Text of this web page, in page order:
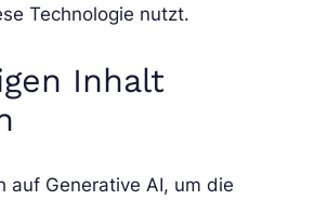
Technologie nutzt.
Inhalt
auf Generative AI, um die